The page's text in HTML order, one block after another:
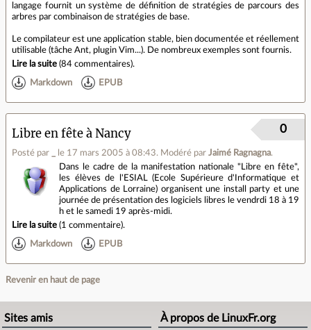
langage fournit un système de définition de stratégies de parcours des
arbres par combinaison de stratégies de base.
Le compilateur est une application stable, bien documentée et réellement
utilisable (tâche Ant, plugin Vim...). De nombreux exemples sont fournis.
Lire la suite (84 commentaires).
Markdown EPUB
Libre en fête à Nancy
Posté par le 17 mars 2005 à 08:43. Modéré par Jaimé Ragnagna.
0
Dans le cadre de la manifestation nationale "Libre en fête",
les élèves de l'ESIAL (Ecole Supérieure d'Informatique et
Applications de Lorraine) organisent une install party et une
journée de présentation des logiciels libres le vendrdi 18 à 19
h et le samedi 19 après-midi.
Lire la suite (1 commentaire).
Markdown EPUB
Revenir en haut de page
Sites amis À propos de LinuxFr.org